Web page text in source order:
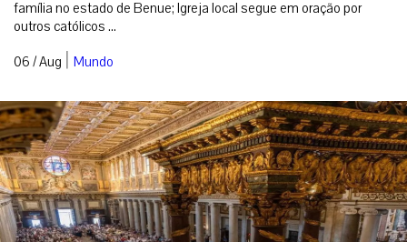
família no estado de Benue; Igreja local segue em oração por
outros católicos ...
06 / Aug | Mundo